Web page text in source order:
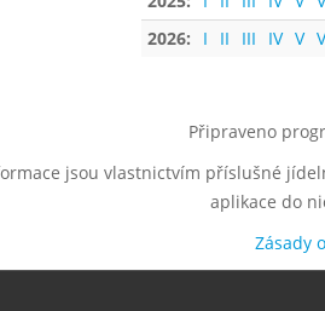
2026:
I II III IV V
Připraveno
jsou vlastnictvím příslušné
aplikace do
Zásady